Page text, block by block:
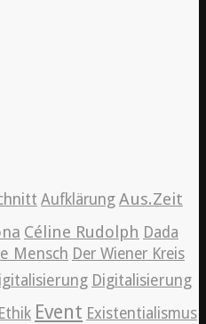
Aufklärung Aus.Zeit
Céline Rudolph Dada
Mensch Der Wiener Kreis
Digitalisierung
Ethik Event Existentialismus